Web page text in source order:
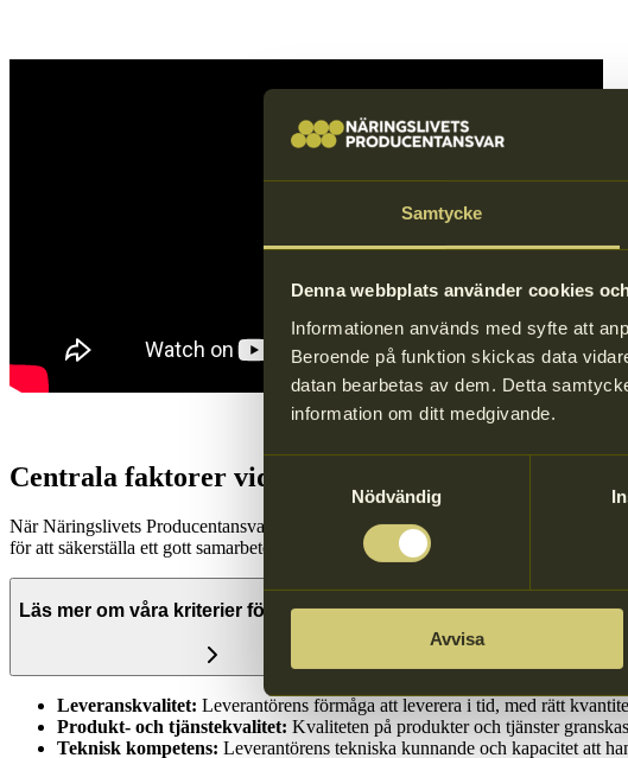
Samtycke
Denna webbplats använder cookies
Informationen används med syfte att
Beroende på funktion skickas data
datan bearbetas av dem. Detta
information om ditt medgivande.
Nödvändig
Avvisa
Centrala faktorer vid val av leverantör
När Näringslivets Producentansvar väljer en samarbetspartner gör vi alltid en
för att säkerställa ett gott samarbete och hög kvalitet på leverans.
Läs mer om våra kriterier för leverantörsval
Leveranskvalitet: Leverantörens förmåga att leverera i tid, med rätt
Produkt- och tjänstekvalitet: Kvaliteten på produkter och tjänster
Teknisk kompetens: Leverantörens tekniska kunnande och kapacitet att